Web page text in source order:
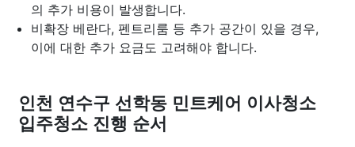
의 추가 비용이 발생합니다.
비확장 베란다, 펜트리룸 등 추가 공간이 있을 경우,
이에 대한 추가 요금도 고려해야 합니다.
인천 연수구 선학동 민트케어 이사청소
입주청소 진행 순서